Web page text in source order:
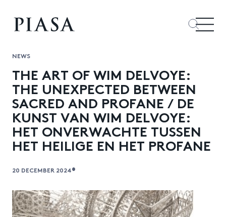
NEWS
THE ART OF WIM DELVOYE:
THE UNEXPECTED BETWEEN
SACRED AND PROFANE / DE
KUNST VAN WIM DELVOYE:
HET ONVERWACHTE TUSSEN
HET HEILIGE EN HET PROFANE
20 DECEMBER 2024•